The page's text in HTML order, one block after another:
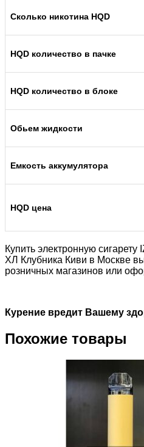
Сколько никотина HQD
HQD количество в пачке
HQD количество в блоке
Обьем жидкости
Емкость аккумулятора
HQD цена
Купить электронную
ХЛ Клубника Киви в Москве
розничных магазинов или
Курение вредит Вашему
Похожие товары